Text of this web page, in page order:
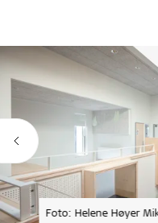
Foto: Helene Høyer